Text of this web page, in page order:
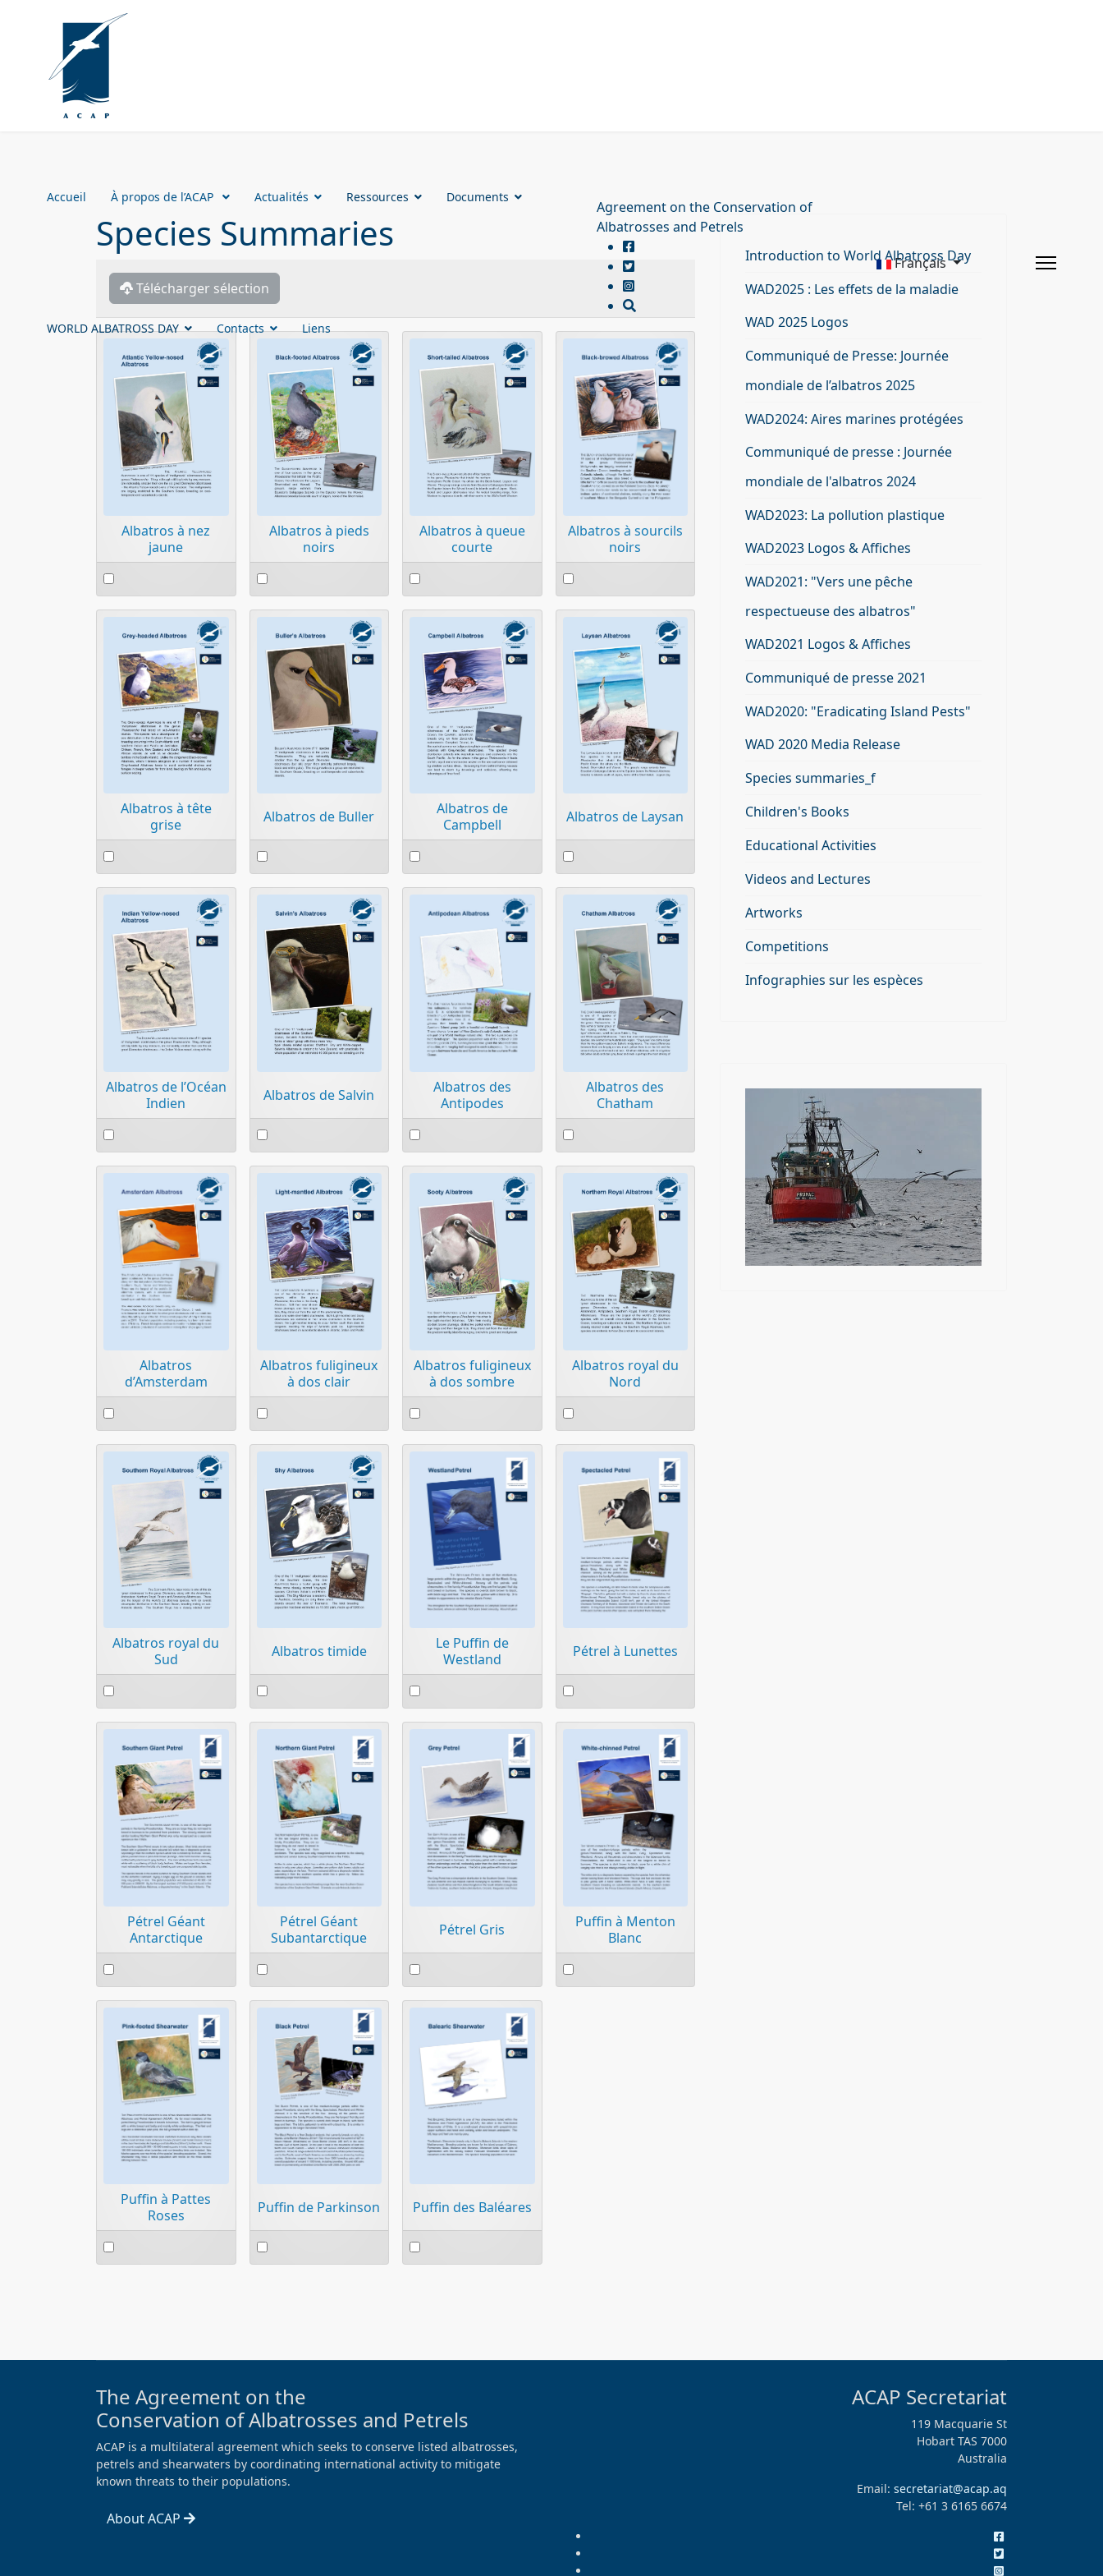
Accueil À propos de l’ACAP Actualités Ressources Documents
WORLD ALBATROSS DAY Contacts Liens
Agreement on the Conservation of
Albatrosses and Petrels
Français
Species Summaries
Télécharger sélection
Albatros à nez
jaune
Select
an
item
Albatros à pieds
noirs
Select
an
item
Albatros à queue
courte
Select
an
item
Albatros à sourcils
noirs
Select
an
item
Albatros à tête
grise
Select
an
item
Albatros de Buller
Select
an
item
Albatros de
Campbell
Select
an
item
Albatros de Laysan
Select
an
item
Albatros de l’Océan
Indien
Select
an
item
Albatros de Salvin
Select
an
item
Albatros des
Antipodes
Select
an
item
Albatros des
Chatham
Select
an
item
Albatros
d’Amsterdam
Select
an
item
Albatros fuligineux
à dos clair
Select
an
item
Albatros fuligineux
à dos sombre
Select
an
item
Albatros royal du
Nord
Select
an
item
Albatros royal du
Sud
Select
an
item
Albatros timide
Select
an
item
Le Puffin de
Westland
Select
an
item
Pétrel à Lunettes
Select
an
item
Pétrel Géant
Antarctique
Select
an
item
Pétrel Géant
Subantarctique
Select
an
item
Pétrel Gris
Select
an
item
Puffin à Menton
Blanc
Select
an
Puffin à Pattes
Roses
Select
an
Puffin de Parkinson
Select
an
Puffin des Baléares
Select
an
Introduction to World Albatross Day
WAD2025 : Les effets de la maladie
WAD 2025 Logos
Communiqué de Presse: Journée
mondiale de l’albatros 2025
WAD2024: Aires marines protégées
Communiqué de presse : Journée
mondiale de l'albatros 2024
WAD2023: La pollution plastique
WAD2023 Logos & Affiches
WAD2021: "Vers une pêche
respectueuse des albatros"
WAD2021 Logos & Affiches
Communiqué de presse 2021
WAD2020: "Eradicating Island Pests"
WAD 2020 Media Release
Species summaries_f
Children's Books
Educational Activities
Videos and Lectures
Artworks
Competitions
Infographies sur les espèces
The Agreement on the
Conservation of Albatrosses and Petrels
ACAP is a multilateral agreement which seeks to conserve listed albatrosses,
petrels and shearwaters by coordinating international activity to mitigate
known threats to their populations.
About ACAP
ACAP Secretariat
119 Macquarie St
Hobart TAS 7000
Australia
Email: secretariat@acap.aq
Tel: +61 3 6165 6674